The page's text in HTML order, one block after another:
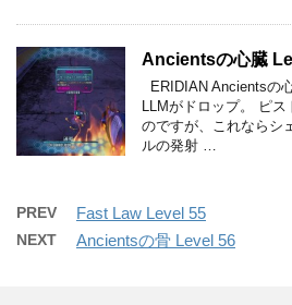
Ancientsの心臓
ERIDIAN Ancientsの
LLMがドロップ。 ピ
のですが、これならシ
ルの発射 …
PREV Fast Law Level 55
NEXT Ancientsの骨 Level 56